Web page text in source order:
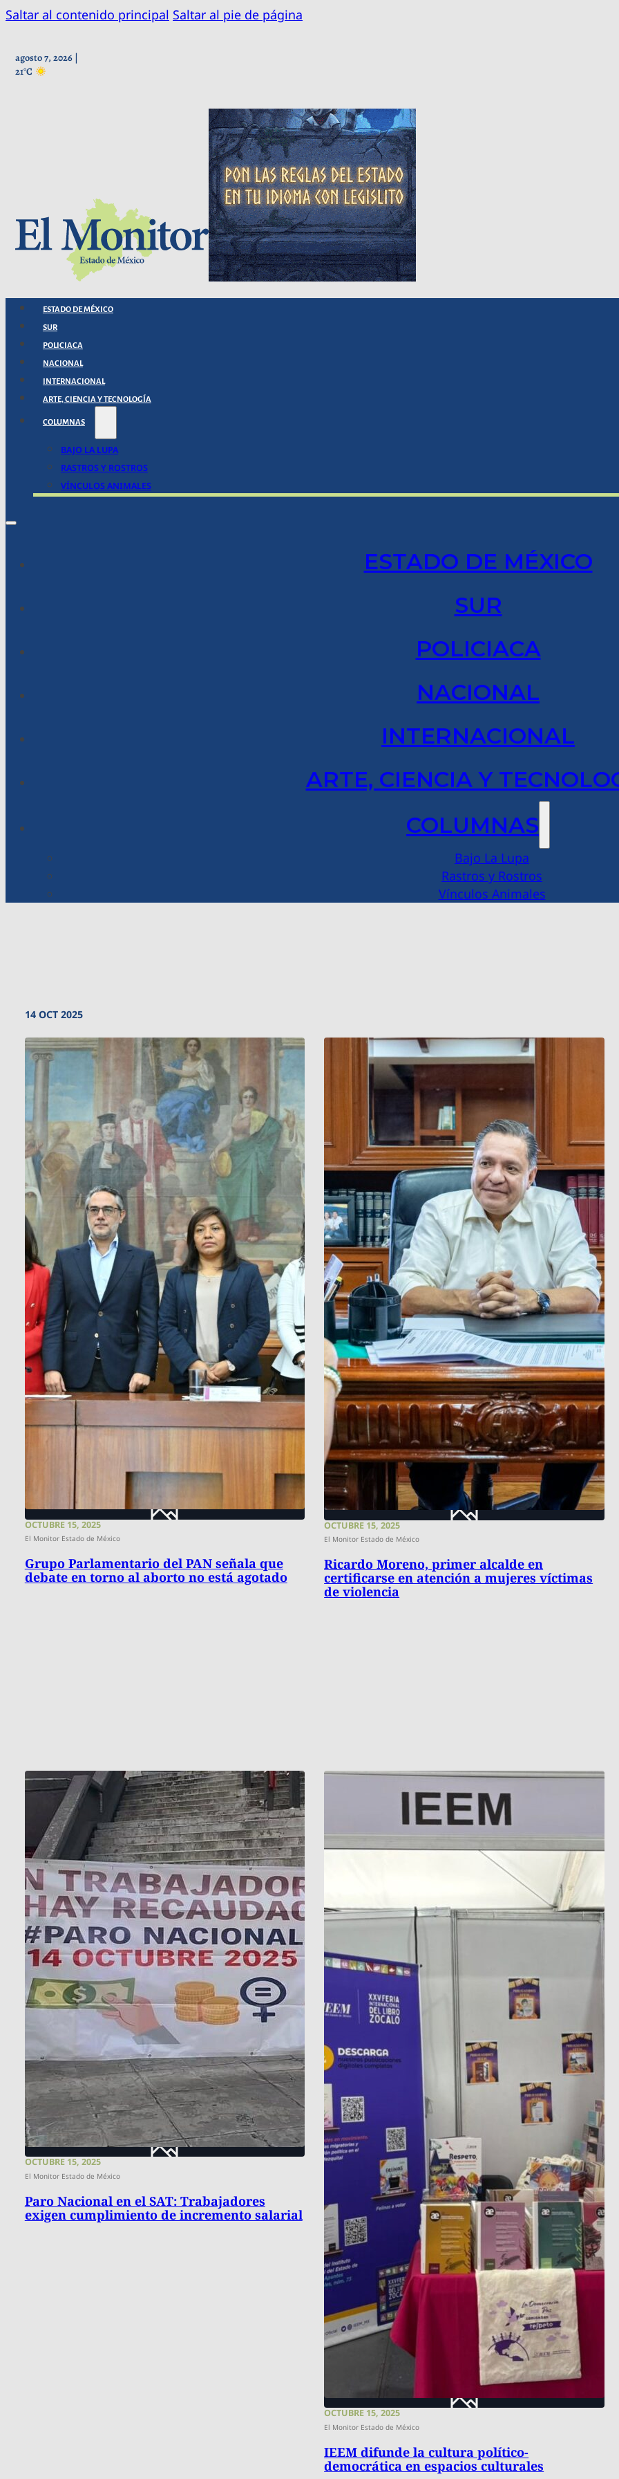
Saltar al contenido principal Saltar al pie de página
agosto 7, 2026 |
21°C
ESTADO DE MÉXICO
SUR
POLICIACA
NACIONAL
INTERNACIONAL
ARTE, CIENCIA Y TECNOLOGÍA
COLUMNAS
BAJO LA LUPA
RASTROS Y ROSTROS
VÍNCULOS ANIMALES
ESTADO DE MÉXICO
SUR
POLICIACA
NACIONAL
INTERNACIONAL
ARTE, CIENCIA Y
COLUMNAS
Bajo La Lupa
Rastros y Rostros
Vínculos Animales
14 OCT 2025
OCTUBRE 15, 2025
El Monitor Estado de México
Grupo Parlamentario del PAN señala que
debate en torno al aborto no está agotado
OCTUBRE 15, 2025
El Monitor Estado de México
Ricardo Moreno, primer alcalde en
certificarse en atención a mujeres víctimas
de violencia
OCTUBRE 15, 2025
El Monitor Estado de México
Paro Nacional en el SAT: Trabajadores
exigen cumplimiento de incremento salarial
OCTUBRE 15, 2025
El Monitor Estado de México
IEEM difunde la cultura político-
democrática en espacios culturales